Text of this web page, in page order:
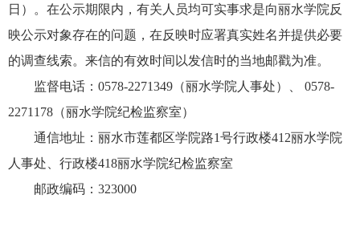
日）。在公示期限内，有关人员均可实事求是向丽水学院反
映公示对象存在的问题，在反映时应署真实姓名并提供必要
的调查线索。来信的有效时间以发信时的当地邮戳为准。
监督电话： 0578-2271349（丽水学院人事处）、 0578-
2271178（丽水学院纪检监察室）
通信地址：丽水市莲都区学院路1号行政楼412丽水学院
人事处、行政楼418丽水学院纪检监察室
邮政编码： 323000